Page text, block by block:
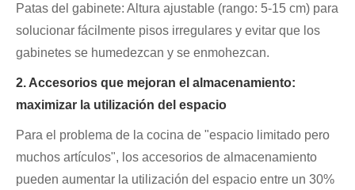
Patas del gabinete: Altura ajustable (rango: 5-15 cm) para
solucionar fácilmente pisos irregulares y evitar que los
gabinetes se humedezcan y se enmohezcan.
2. Accesorios que mejoran el almacenamiento:
maximizar la utilización del espacio
Para el problema de la cocina de "espacio limitado pero
muchos artículos", los accesorios de almacenamiento
pueden aumentar la utilización del espacio entre un 30%